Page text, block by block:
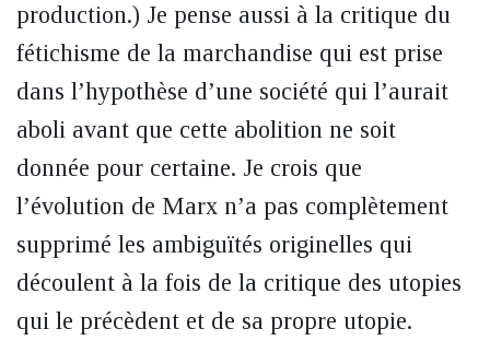
production.) Je pense aussi à la critique du
fétichisme de la marchandise qui est prise
dans l’hypothèse d’une société qui l’aurait
aboli avant que cette abolition ne soit
donnée pour certaine. Je crois que
l’évolution de Marx n’a pas complètement
supprimé les ambiguïtés originelles qui
découlent à la fois de la critique des utopies
qui le précèdent et de sa propre utopie.